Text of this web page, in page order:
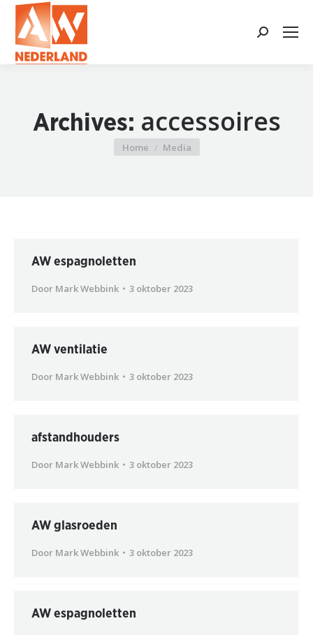
Search:
Archives: accessoires
Je bent hier:
Home Media
AW espagnoletten
Door Mark Webbink 3 oktober 2023
AW ventilatie
Door Mark Webbink 3 oktober 2023
afstandhouders
Door Mark Webbink 3 oktober 2023
AW glasroeden
Door Mark Webbink 3 oktober 2023
AW espagnoletten